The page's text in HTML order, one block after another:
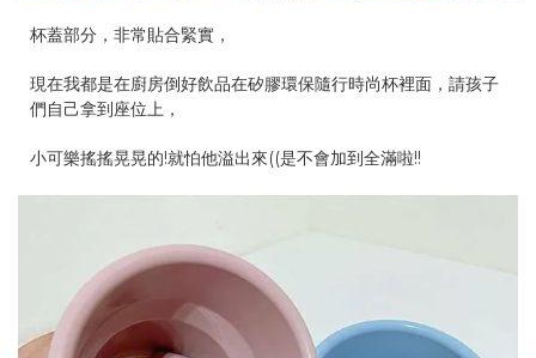
杯蓋部分，非常貼合緊實，
現在我都是在廚房倒好飲品在矽膠環保隨行時尚杯裡面，請孩子
們自己拿到座位上，
小可樂搖搖晃晃的!就怕他溢出來((是不會加到全滿啦!!